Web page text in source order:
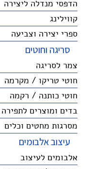
הדפסי מנדלה ליצירה
קווילינג
ספרי יצירה וצביעה
סריגה וחוטים
צמר לסריגה
חוטי טריקו / מקרמה
חוטי כותנה / רקמה
בדים ומוצרים לתפירה
מסרגות מחטים וכלים
עיצוב אלבומים
אלבומים לעיצוב